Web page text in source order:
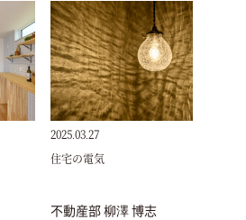
2025.03.27
住宅の電気
不動産部 柳澤 博志